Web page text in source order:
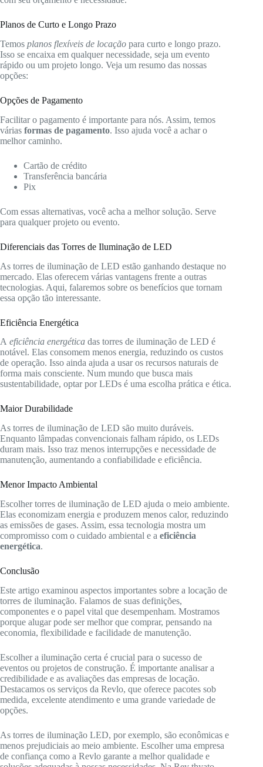
Planos de Curto e Longo Prazo
Temos planos flexíveis de locação para curto e longo prazo.
Isso se encaixa em qualquer necessidade, seja um evento
rápido ou um projeto longo. Veja um resumo das nossas
opções:
Opções de Pagamento
Facilitar o pagamento é importante para nós. Assim, temos
várias formas de pagamento. Isso ajuda você a achar o
melhor caminho.
Cartão de crédito
Transferência bancária
Pix
Com essas alternativas, você acha a melhor solução. Serve
para qualquer projeto ou evento.
Diferenciais das Torres de Iluminação de LED
As torres de iluminação de LED estão ganhando destaque no
mercado. Elas oferecem várias vantagens frente a outras
tecnologias. Aqui, falaremos sobre os benefícios que tornam
essa opção tão interessante.
Eficiência Energética
A eficiência energética das torres de iluminação de LED é
notável. Elas consomem menos energia, reduzindo os custos
de operação. Isso ainda ajuda a usar os recursos naturais de
forma mais consciente. Num mundo que busca mais
sustentabilidade, optar por LEDs é uma escolha prática e ética.
Maior Durabilidade
As torres de iluminação de LED são muito duráveis.
Enquanto lâmpadas convencionais falham rápido, os LEDs
duram mais. Isso traz menos interrupções e necessidade de
manutenção, aumentando a confiabilidade e eficiência.
Menor Impacto Ambiental
Escolher torres de iluminação de LED ajuda o meio ambiente.
Elas economizam energia e produzem menos calor, reduzindo
as emissões de gases. Assim, essa tecnologia mostra um
compromisso com o cuidado ambiental e a eficiência
energética.
Conclusão
Este artigo examinou aspectos importantes sobre a locação de
torres de iluminação. Falamos de suas definições,
componentes e o papel vital que desempenham. Mostramos
porque alugar pode ser melhor que comprar, pensando na
economia, flexibilidade e facilidade de manutenção.
Escolher a iluminação certa é crucial para o sucesso de
eventos ou projetos de construção. É importante analisar a
credibilidade e as avaliações das empresas de locação.
Destacamos os serviços da Revlo, que oferece pacotes sob
medida, excelente atendimento e uma grande variedade de
opções.
As torres de iluminação LED, por exemplo, são econômicas e
menos prejudiciais ao meio ambiente. Escolher uma empresa
de confiança como a Revlo garante a melhor qualidade e